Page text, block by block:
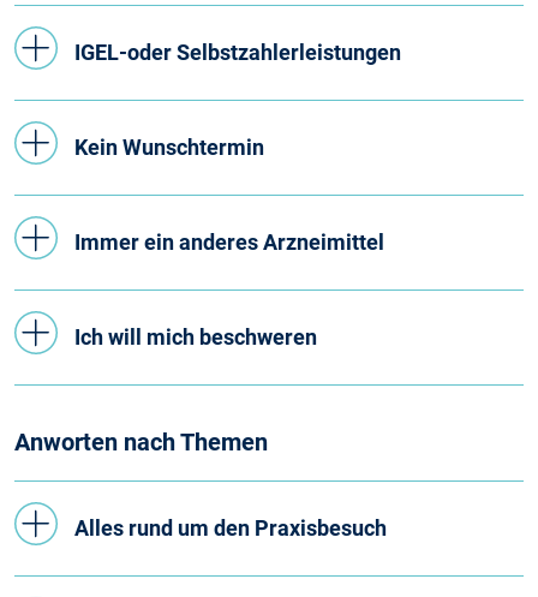
IGEL-oder Selbstzahlerleistungen
Kein Wunschtermin
Immer ein anderes Arzneimittel
Ich will mich beschweren
Anworten nach Themen
Alles rund um den Praxisbesuch